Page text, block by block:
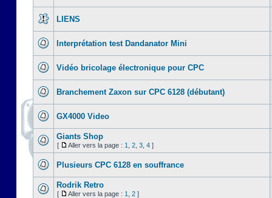
LIENS
Interprétation test Dandanator Mini
Vidéo bricolage électronique pour CPC
Branchement Zaxon sur CPC 6128 (débutant)
GX4000 Video
Giants Shop
[ Aller vers la page : 1 2 3 4 ]
Plusieurs CPC 6128 en souffrance
Rodrik Retro
[ Aller vers la page : 1 2 ]